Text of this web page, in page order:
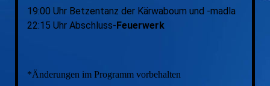
19:00 Uhr Betzentanz der Kärwaboum und -madla
22:15 Uhr Abschluss-Feuerwerk
*Änderungen im Programm vorbehalten